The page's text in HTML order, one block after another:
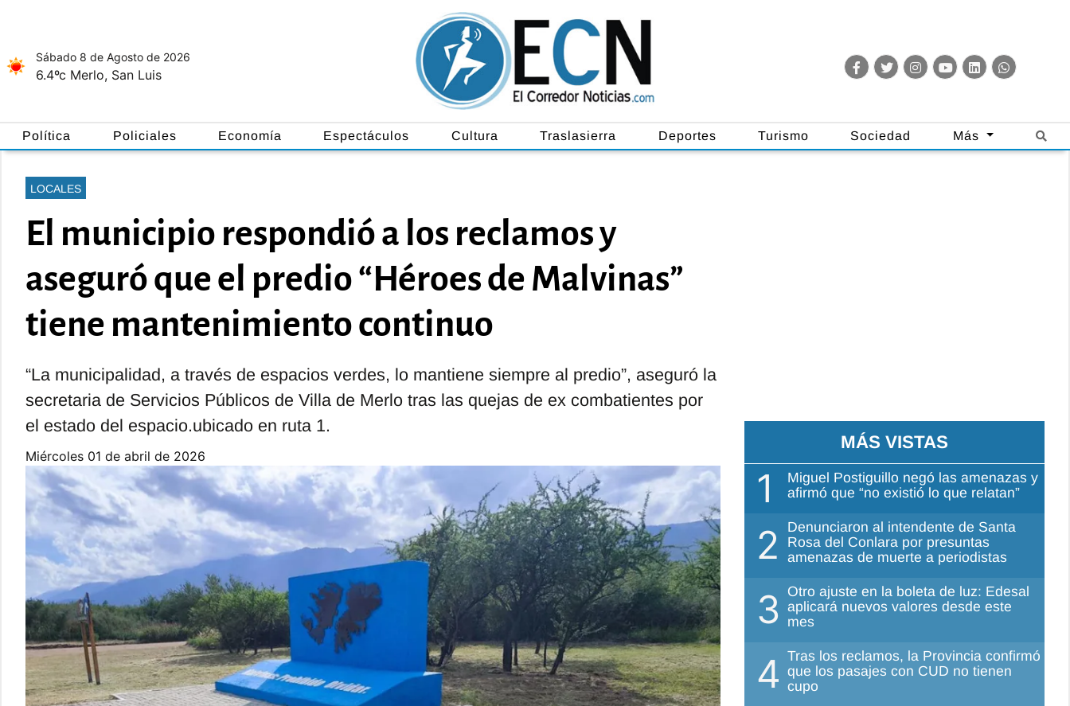
Sábado 8 de Agosto de 2026
6.4ºc Merlo, San Luis
Política Policiales Economía Espectáculos Cultura Traslasierra Deportes Turismo Sociedad Más
LOCALES
El municipio respondió a los reclamos y
aseguró que el predio “Héroes de Malvinas”
tiene mantenimiento continuo
“La municipalidad, a través de espacios verdes, lo mantiene siempre al predio”, aseguró la
secretaria de Servicios Públicos de Villa de Merlo tras las quejas de ex combatientes por
el estado del espacio.ubicado en ruta 1.
miércoles 01 de abril de 2026
MÁS VISTAS
1
Miguel Postiguillo negó las amenazas y
afirmó que “no existió lo que relatan”
2
Denunciaron al intendente de Santa
Rosa del Conlara por presuntas
amenazas de muerte a periodistas
3 Otro ajuste en la boleta de luz: Edesal
aplicará nuevos valores desde este
mes
4 Tras los reclamos, la Provincia confirmó
que los pasajes con CUD no tienen
cupo